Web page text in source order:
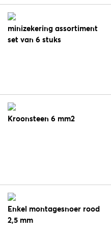
minizekering assortiment
set van 6 stuks
Kroonsteen 6 mm2
Enkel montagesnoer rood
2,5 mm